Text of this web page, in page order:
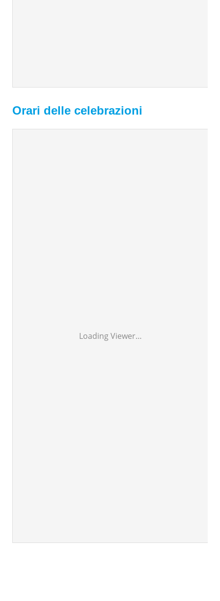
Orari delle celebrazioni
Loading Viewer…